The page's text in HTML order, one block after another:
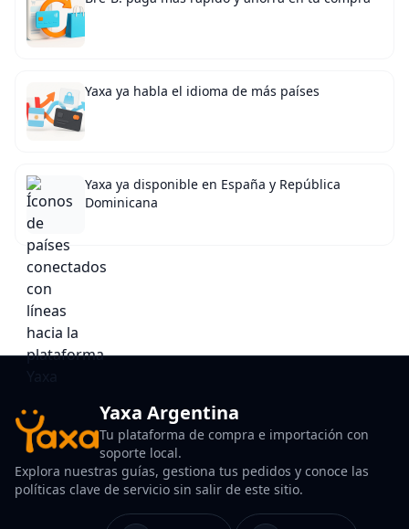
Yaxa ya habla el idioma de más países
Yaxa ya disponible en España y República
Dominicana
Yaxa Argentina
Tu plataforma de compra e importación con
soporte local.
Explora nuestras guías, gestiona tus pedidos y conoce las
políticas clave de servicio sin salir de este sitio.